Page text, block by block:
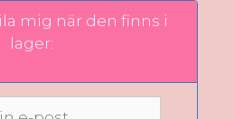
mig när den finns i
lager: